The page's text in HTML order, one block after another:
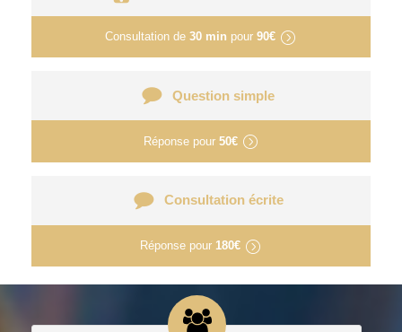
Consultation de 30 min pour 90€
Question simple
Réponse pour 50€
Consultation écrite
Réponse pour 180€